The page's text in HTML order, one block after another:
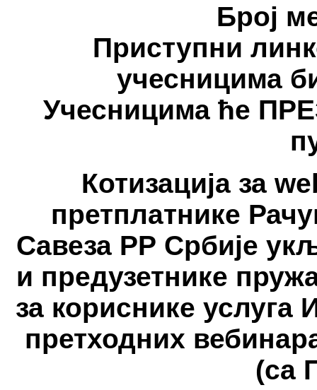
Број
Приступни
учесницима
Учесницима ће
Котизација за
претплатнике
Савеза РР Србије
и предузетнике
за кориснике услуга
претходних
(са